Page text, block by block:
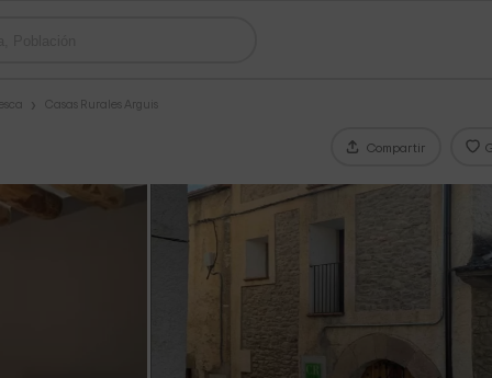
Casas Rurales Arguis
Compartir